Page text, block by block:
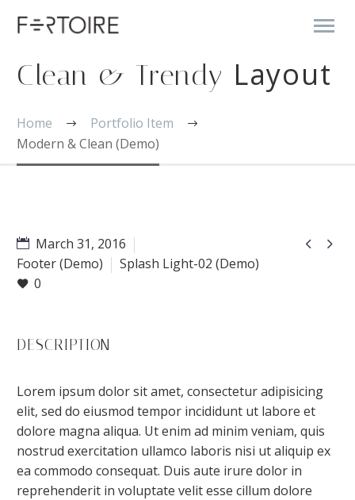
Clean & Trendy Layout
Home
Portfolio Item
Modern & Clean (Demo)
 
March 31, 2016
Footer (Demo)
Splash Light-02 (Demo)
0
DESCRIPTION
Lorem ipsum dolor sit amet, consectetur adipisicing
elit, sed do eiusmod tempor incididunt ut labore et
dolore magna aliqua. Ut enim ad minim veniam, quis
nostrud exercitation ullamco laboris nisi ut aliquip ex
ea commodo consequat. Duis aute irure dolor in
reprehenderit in voluptate velit esse cillum dolore